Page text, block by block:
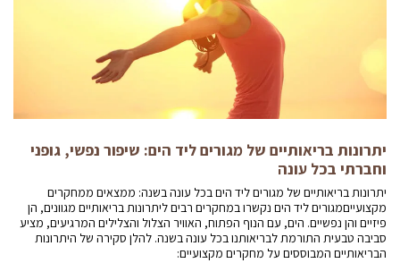
יתרונות בריאותיים של מגורים ליד הים: שיפור נפשי, גופני
וחברתי בכל עונה
יתרונות בריאותיים של מגורים ליד הים בכל עונה בשנה: ממצאים ממחקרים
מקצועייםמגורים ליד הים נקשרו במחקרים רבים ליתרונות בריאותיים מגוונים, הן
פיזיים והן נפשיים. הים, עם הנוף הפתוח, האוויר הצלול והצלילים המרגיעים, מציע
סביבה טבעית התורמת לבריאותנו בכל עונה בשנה. להלן סקירה של היתרונות
הבריאותיים המבוססים על מחקרים מקצועיים: